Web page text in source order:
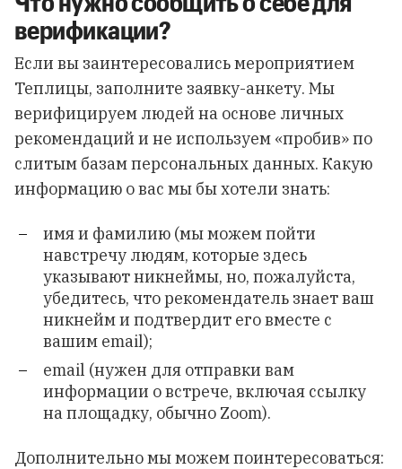
верификации?
Если вы заинтересовались мероприятием
Теплицы, заполните заявку-анкету. Мы
верифицируем людей на основе личных
рекомендаций и не используем «пробив» по
слитым базам персональных данных. Какую
информацию о вас мы бы хотели знать:
имя и фамилию (мы можем пойти
навстречу людям, которые здесь
указывают никнеймы, но, пожалуйста,
убедитесь, что рекомендатель знает ваш
никнейм и подтвердит его вместе с
вашим email);
email (нужен для отправки вам
информации о встрече, включая ссылку
на площадку, обычно Zoom).
Дополнительно мы можем поинтересоваться: